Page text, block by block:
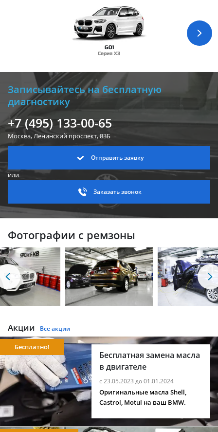
G01
Серия X3
Записывайтесь на бесплатную
диагностику
+7 (495) 133-00-65
Москва, Ленинскийпроспект, 83Б
Отправить заявку
или
Заказать звонок
Фотографии с ремзоны
Акции Все акции
Бесплатная замена масла
в двигателе
с 23.05.2023 до 01.01.2024
Бесплатно!
Оригинальные масла Shell,
Castrol, Motul на ваш BMW.